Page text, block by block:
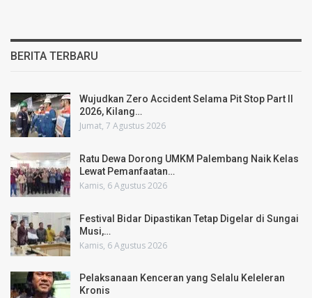
BERITA TERBARU
Wujudkan Zero Accident Selama Pit Stop Part II
2026, Kilang…
Jumat, 7 Agustus 2026
Ratu Dewa Dorong UMKM Palembang Naik Kelas
Lewat Pemanfaatan…
Kamis, 6 Agustus 2026
Festival Bidar Dipastikan Tetap Digelar di Sungai
Musi,…
Kamis, 6 Agustus 2026
Pelaksanaan Kenceran yang Selalu Keleleran
Kronis